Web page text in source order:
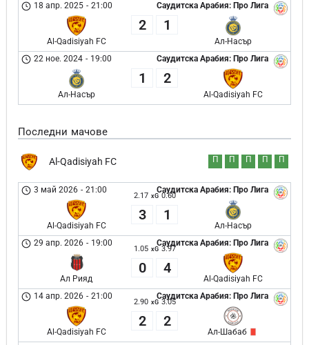
Саудитска Арабия: Про Лига
18 апр. 2025 - 21:00
Al-Qadisiyah FC
2 1
Ал-Насър
Саудитска Арабия: Про Лига
22 ное. 2024 - 19:00
Ал-Насър
1 2
Al-Qadisiyah FC
Последни мачове
Al-Qadisiyah FC П П П П П
Саудитска Арабия: Про Лига
3 май 2026 - 21:00
Al-Qadisiyah FC
2.17 xG 0.60
3 1
Ал-Насър
Саудитска Арабия: Про Лига
29 апр. 2026 - 19:00
Ал Рияд
1.05 xG 3.97
0 4
Al-Qadisiyah FC
Саудитска Арабия: Про Лига
14 апр. 2026 - 21:00
Al-Qadisiyah FC
2.90 xG 3.05
2 2
Ал-Шабаб